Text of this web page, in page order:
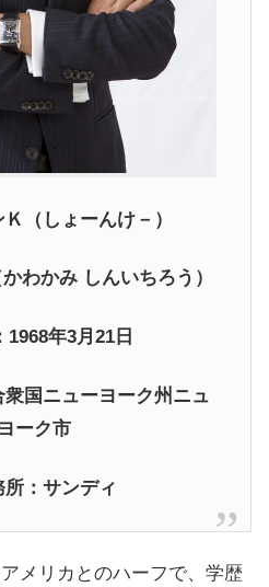
（しょーんけ－）
わかみ しんいちろう）
1968年3月21日
国ニューヨーク州ニュ
ーク市
所：サンディ
メリカとのハーフで、学歴